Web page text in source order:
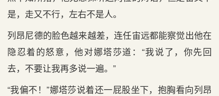
是，走又不行，左右不是人。
列昂尼德的脸色越来越差，连任宙远都能察觉出他在
隐忍着的怒意，他对娜塔莎道：“我说了，你先回
去，不要让我再多说一遍。”
“我偏不！”娜塔莎说着还一屁股坐下，抱胸看向列昂